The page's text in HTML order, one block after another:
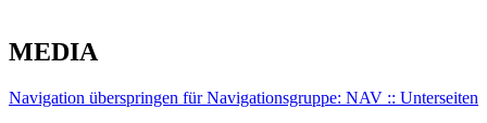
MEDIA
Navigation überspringen für Navigationsgruppe: NAV :: Unterseiten